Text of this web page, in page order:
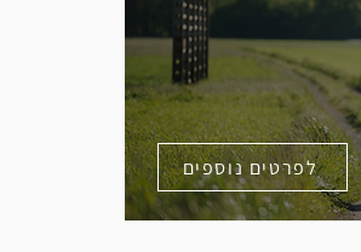
לפרטים נוספים